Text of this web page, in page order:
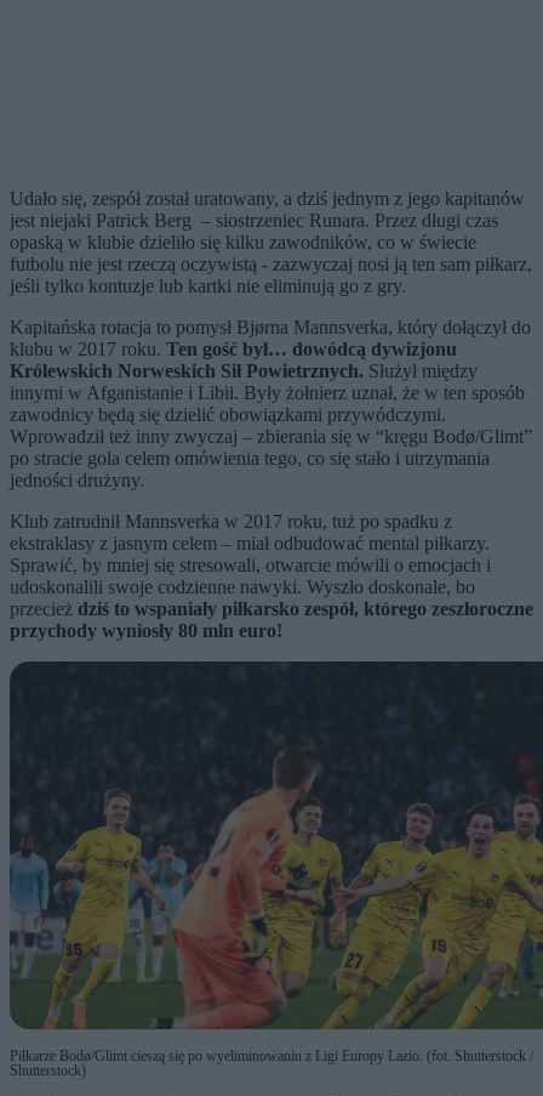
Udało się, zespół został uratowany, a dziś jednym z jego kapitanów
jest niejaki Patrick Berg – siostrzeniec Runara. Przez długi czas
opaską w klubie dzieliło się kilku zawodników, co w świecie
futbolu nie jest rzeczą oczywistą - zazwyczaj nosi ją ten sam piłkarz,
jeśli tylko kontuzje lub kartki nie eliminują go z gry.
Kapitańska rotacja to pomysł Bjørna Mannsverka, który dołączył do
klubu w 2017 roku. Ten gość był… dowódcą dywizjonu
Królewskich Norweskich Sił Powietrznych. Służył między
innymi w Afganistanie i Libii. Były żołnierz uznał, że w ten sposób
zawodnicy będą się dzielić obowiązkami przywódczymi.
Wprowadził też inny zwyczaj – zbierania się w “kręgu Bodø/Glimt”
po stracie gola celem omówienia tego, co się stało i utrzymania
jedności drużyny.
Klub zatrudnił Mannsverka w 2017 roku, tuż po spadku z
ekstraklasy z jasnym celem – miał odbudować mental piłkarzy.
Sprawić, by mniej się stresowali, otwarcie mówili o emocjach i
udoskonalili swoje codzienne nawyki. Wyszło doskonale, bo
przecież dziś to wspaniały piłkarsko zespół, którego zeszłoroczne
przychody wyniosły 80 mln euro!
Piłkarze Bodø/Glimt cieszą się po wyeliminowaniu z Ligi Europy Lazio. (fot. Shutterstock /
Shutterstock)